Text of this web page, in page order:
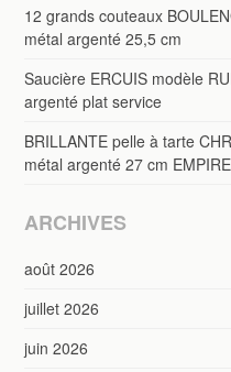
12 grands couteaux
métal argenté 25,5 cm
Saucière ERCUIS modèle
argenté plat service
BRILLANTE pelle à tarte
métal argenté 27 cm EMPIRE
ARCHIVES
août 2026
juillet 2026
juin 2026